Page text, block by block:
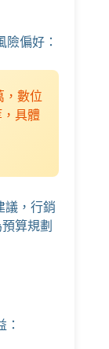
偏好：
，數位
具體
議，行銷
算規劃